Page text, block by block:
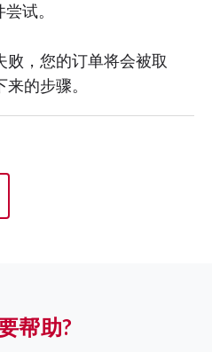
试。
败，您的订单将会被取
的步骤。
帮助?